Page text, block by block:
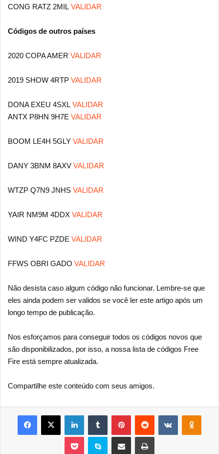
CONG RATZ 2MIL VALIDAR
Códigos de outros países
2020 COPA AMER VALIDAR
2019 SHOW 4RTP VALIDAR
DONA EXEU 4SXL VALIDAR
ANTX P8HN 9H7E VALIDAR
BOOM LE4H 5GLY VALIDAR
DANY 3BNM 8AXV VALIDAR
WTZP Q7N9 JNHS VALIDAR
YAIR NM9M 4DDX VALIDAR
WIND Y4FC PZDE VALIDAR
FFWS OBRI GADO VALIDAR
Não desista caso algum código não funcionar. Lembre-se que
eles ainda podem ser validos se você ler este artigo após um
longo tempo de publicação.
Nos esforçamos para conseguir todos os códigos novos que
são disponibilizados, por isso, a nossa lista de códigos Free
Fire está sempre atualizada.
Compartilhe este conteúdo com seus amigos.
Facebook
X LinkedinTumblr PinterestReddit VK OK
Pocket Skype Compartilhar via e-mail Imprimir